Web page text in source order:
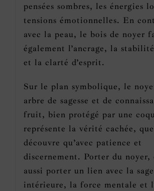
pensées sombres, les énergies
tensions émotionnelles. En
avec la peau, le bois de noyer
également l’ancrage, la
et la clarté d’esprit.
Sur le plan symbolique, le
arbre de sagesse et de
fruit, bien protégé par une
représente la vérité cachée,
découvre qu’avec patience et
discernement. Porter du noyer,
aussi porter un lien avec la
intérieure, la force mentale et